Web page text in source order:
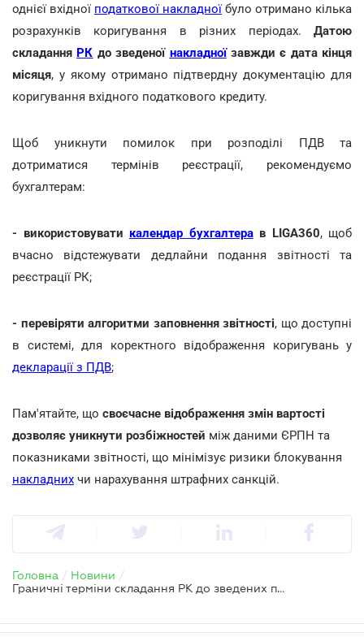
однієї вхідної податкової накладної було отримано кілька
розрахунків коригування в різних періодах. Датою
складання РК до зведеної накладноїзавжди є дата кінця
місяця, у якому отримано підтвердну документацію для
коригування вхідного податкового кредиту.
Щоб уникнути помилок при розподілі ПДВ та
дотриматися термінів реєстрації, рекомендуємо
бухгалтерам:
- використовувати календар бухгалтерав LIGA360, щоб
вчасно відстежувати дедлайни подання звітності та
реєстрації РК;
- перевіряти алгоритми заповнення звітності, що доступні
в системі, для коректного відображення коригувань у
декларації з ПДВ;
Пам'ятайте, що своєчасне відображення змін вартості
дозволяє уникнути розбіжностей між даними ЄРПН та
показниками звітності, що мінімізує ризики блокування
накладних чи нарахування штрафних санкцій.
Головна / Новини /
Граничні терміни складання РК до зведених податкових накладних при розподілі ПДВ